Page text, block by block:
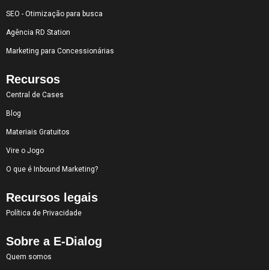
SEO - Otimização para busca
Agência RD Station
Marketing para Concessionárias
Recursos
Central de Cases
Blog
Materiais Gratuitos
Vire o Jogo
O que é Inbound Marketing?
Recursos legais
Política de Privacidade
Sobre a E-Dialog
Quem somos